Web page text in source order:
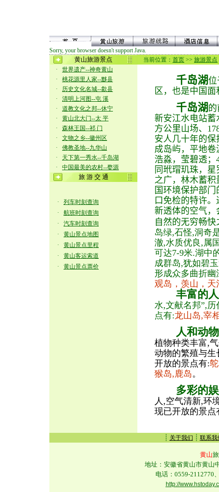
Sorry, your browser doesn't support Java.
黄山旅游景点
·
世界遗产--神奇黄山
·
桃花源里人家--黟县
·
历史文化名城--歙县
·
清明上河图--屯 溪
·
道教文化之邦--休宁
·
黄山北大门--太 平
·
森林王国--祁 门
·
文物之乡--徽州区
·
佛教圣地--九华山
·
天下第一秀水--千岛湖
·
中国最美的农村--婺源
旅 游 交 通
·
列车时刻查询
·
航班时刻查询
·
汽车时刻查询
·
黄山景点地图
·
黄山景点里程
·
黄山客运索道
·
黄山景点票价
当前位置： 首页 >> 旅游景点
千岛湖位
区，也是中国
千岛湖
新安江水电站蓄
方公里山场、
安人几十年的
成岛屿，平地卷
浩淼，莹碧透；
同玳瑁玑珠，
之广，林木蓄
国环境保护部
口免检的特许
新透体的空气
自然的无穷畅快
岛绿,石怪,洞奇
澈,水质优良,属
可达7-9米.湖中
成群岛,犹如碧
形成众多曲折
观岛，羡山，
丰富的人
水,文献名邦”,
点有:龙山岛,宰
人和动
植物种类丰富,
动物的繁殖与
开放的景点有:
猴岛,鹿岛。
多彩的娱
人,空气清新,环
现已开放的景点
┊ 关于我们 ┊ 联系我
黄山
地址：安徽省黄山市黄山
电话：0559-2112770
http://